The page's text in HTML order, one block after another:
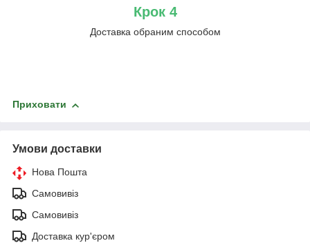
Крок 4
Доставка обраним способом
Приховати
Умови доставки
Нова Пошта
Самовивіз
Самовивіз
Доставка кур'єром